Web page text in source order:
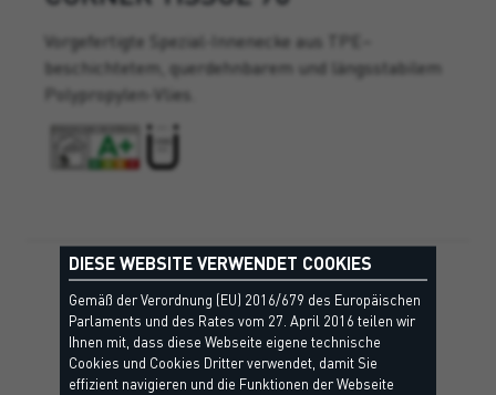
Vorgefertigte Spezial-Innenecke aus TPE–
beschichtetem, querdehnbarem und längsstabilem
Polypropylen-Vlies.
DIESE WEBSITE VERWENDET COOKIES
Gemäß der Verordnung (EU) 2016/679 des Europäischen
Parlaments und des Rates vom 27. April 2016 teilen wir
Ihnen mit, dass diese Webseite eigene technische
Cookies und Cookies Dritter verwendet, damit Sie
effizient navigieren und die Funktionen der Webseite